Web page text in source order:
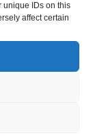
unique IDs on this
affect certain